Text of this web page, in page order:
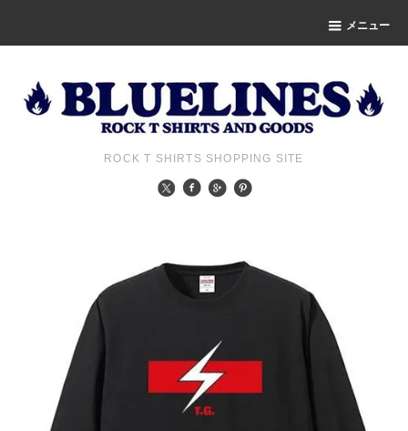
メニュー
ROCK T SHIRTS SHOPPING SITE